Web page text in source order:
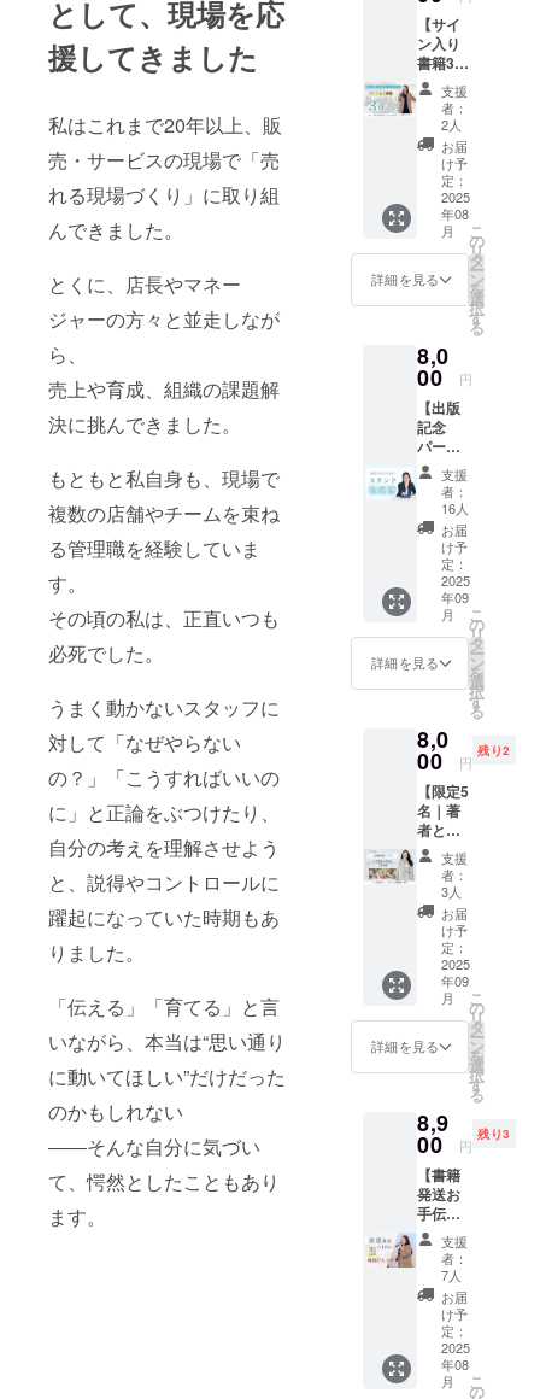
として、現場を応
援してきました
私はこれまで20年以上、販
売・サービスの現場で「売
れる現場づくり」に取り組
んできました。
とくに、店長やマネー
ジャーの方々と並走しなが
ら、
売上や育成、組織の課題解
決に挑んできました。
もともと私自身も、現場で
複数の店舗やチームを束ね
る管理職を経験していま
す。
その頃の私は、正直いつも
必死でした。
うまく動かないスタッフに
対して「なぜやらない
の？」「こうすればいいの
に」と正論をぶつけたり、
自分の考えを理解させよう
と、説得やコントロールに
躍起になっていた時期もあ
りました。
「伝える」「育てる」と言
いながら、本当は“思い通り
に動いてほしい”だけだった
のかもしれない
――そんな自分に気づい
て、愕然としたこともあり
ます。
の3本を軸に
活動中。
特に近年
は、“言われ
たことをや
る”から、“考
えて成果を
への転換を
「育成のイ
ンフラづく
り」に注
力。アパレ
ル企業や
サービスエ
リア運営会
社など、業
種を超えた
現場の改革
をリードし
ている。
末頃 ・
備考：
国内発
送のみ
対応し
ており
ます ・
クリッ
クポス
ト等で
の発送
を予定
してい
ます。
成の専
門家と
して、
現役Z世
代であ
る女子
大生と
パネル
セッ
ション
を行い
ます！
・Z世代
が大人
世代に
とを考
えてい
るのか
・働く
ことや
会社に
対して
何を期
待して
いるの
に対
し、海
藤との
対話を
通じて
リアル
ること
ができ
る機会
です。
当企画
は、短
大志願
者数都
No.1、
昨年度
の就職
率100%
を誇
る、戸
短期大
学様に
き実現
いたし
まし
た。 広
い教室
をお借
りし
て、実
際に当
大学で
学んで
いる学
生様と
のコラ
【サイ
ン入り
書籍3冊
セット
＋お礼
のお手
紙＋オ
リジナ
ルしお
り】 家
族・仲
間と分
かち合
いたい
あなた
へ ご友
家族・
職場の
仲間と
一緒
に、若
手育成
のヒン
トを共
有しま
せん
か？
「これ
読んで
て！」
と渡し
やすい
※いずれ
もサイ
ン入
り、お
礼のお
手紙と
オリジ
ナルの
しおり
付き！
■リター
ン詳細
・内
容：直
筆サイ
ン入り
書籍を3
オリジ
ナルし
おり ・
発送予
定：8月
末頃 ・
備考：
国内発
送のみ
対応し
ており
ます
支援
者：
2人
お届
け予
定：
2025
年08
月
詳細を見る
こ
の
リ
タ
ー
ン
を
選
択
す
る
8,0
00 円
【出版
記念
パー
ティへ
の装花
協賛】
このリ
ターン
は、9月
4日の出
版記念
パー
ティ会
場を彩
る「装
花（フ
アレン
ジメン
ト）」
のご協
賛枠で
す。華
やかな
場を一
緒につ
くって
くださ
る方を
募集し
ていま
す。 お
花には
「門
意味も
込め
て。
パー
ティー
に来ら
れない
方も、
遠くか
らこの
イベン
トに彩
りを添
えてい
ただけ
支援
者：
16人
お届
け予
定：
2025
年09
月
詳細を見る
こ
の
リ
タ
ー
ン
を
選
択
す
る
8,0
00 円
残り2
【限定5
名｜著
者と少
人数ラ
ンチ会
｜東
京】 出
版を記
念し
て、海
藤おす
すめの
お店で
少人数
ランチ
会を開
す。 書
籍には
書きき
れな
かった
エピ
ソード
や、最
近の活
動のこ
と、
リー
ダーと
しての
工夫や
支援
者：
3人
お届
け予
定：
2025
年09
月
詳細を見る
こ
の
リ
タ
ー
ン
を
選
択
す
る
8,9
00 円
残り3
【書籍
発送お
手伝い
＋焼肉
打ち上
げ】 ク
ラファ
ンで集
まった
応援を
カタチ
にして
支援
者：
7人
お届
け予
定：
2025
年08
月
こ
の